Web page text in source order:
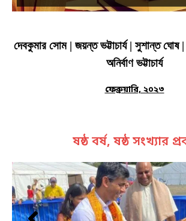
দেবকুমার সোম | জয়ন্ত ভট্টাচার্য | সুশান্ত ঘোষ |
অনির্বাণ ভট্টাচার্য
ফেব্রুয়ারি, ২০২৩
ষষ্ঠ বর্ষ, ষষ্ঠ সংখ্যার